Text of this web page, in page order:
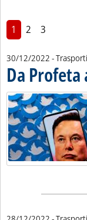
1 2 3
30/12/2022 -
Da